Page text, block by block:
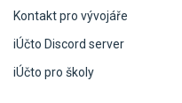
Kontakt pro vývojáře
iÚčto Discord server
iÚčto pro školy